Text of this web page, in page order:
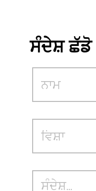
ਸੰਦੇਸ਼ ਛੱਡੋ